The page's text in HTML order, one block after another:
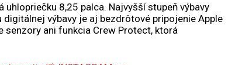
8,25 palca. Najvyšší stupeň výbavy
výbavy je aj bezdrôtové pripojenie Apple
senzory ani funkcia Crew Protect, ktorá